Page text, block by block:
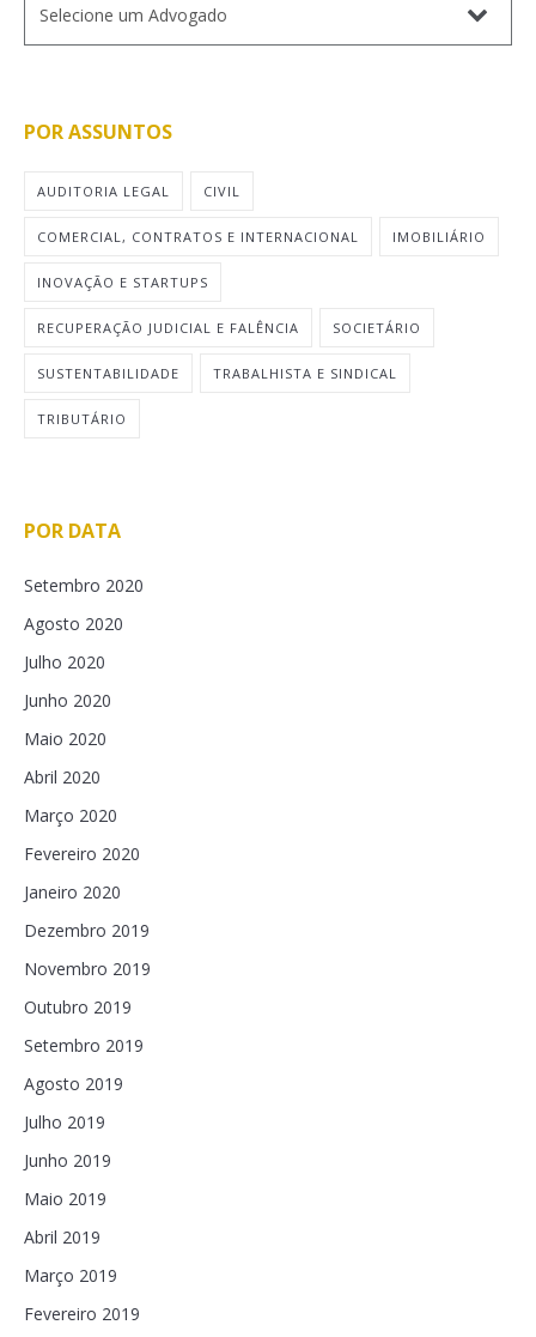
POR ASSUNTOS
AUDITORIA LEGAL CIVIL
COMERCIAL, CONTRATOS E INTERNACIONAL IMOBILIÁRIO
INOVAÇÃO E STARTUPS
RECUPERAÇÃO JUDICIAL E FALÊNCIA SOCIETÁRIO
SUSTENTABILIDADE TRABALHISTA E SINDICAL
TRIBUTÁRIO
POR DATA
Setembro 2020
Agosto 2020
Julho 2020
Junho 2020
Maio 2020
Abril 2020
Março 2020
Fevereiro 2020
Janeiro 2020
Dezembro 2019
Novembro 2019
Outubro 2019
Setembro 2019
Agosto 2019
Julho 2019
Junho 2019
Maio 2019
Abril 2019
Março 2019
Fevereiro 2019